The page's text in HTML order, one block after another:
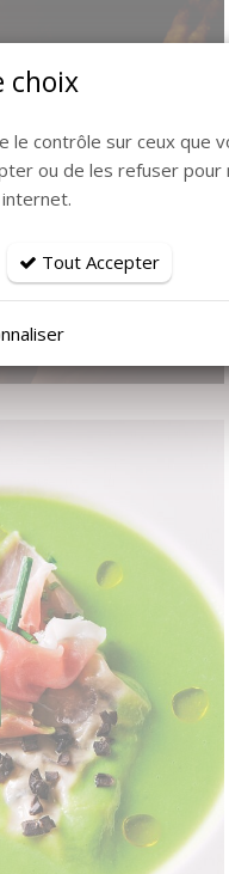
choix
le contrôle sur ceux que
ou de les refuser pour
Tout Accepter